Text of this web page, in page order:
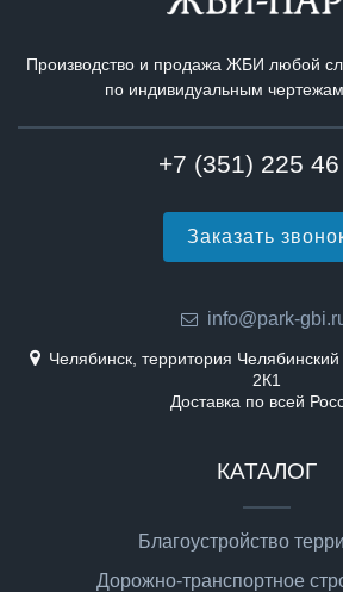
Производство и продажа ЖБИ любой
по индивидуальным чертежам
+7 (351) 225
Заказать
info@park-
Челябинск, территория
2К1
Доставка по всей
КАТАЛОГ
Благоустройство
Дорожно-транспортное